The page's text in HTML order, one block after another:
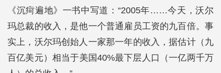
《沉疴遍地》一书中写道：“2005年……今天，沃尔
玛总裁的收入，是他一个普通雇员工资的九百倍。事
实上，沃尔玛创始人一家那一年的收入，据估计（九
百亿美元）相当于美国40%最下层人口（一亿两千万